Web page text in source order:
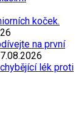
koček.
na první
lék proti